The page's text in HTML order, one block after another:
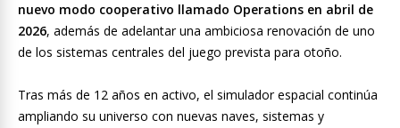
nuevo modo cooperativo llamado Operations en abril de
2026, además de adelantar una ambiciosa renovación de uno
de los sistemas centrales del juego prevista para otoño.
Tras más de 12 años en activo, el simulador espacial continúa
ampliando su universo con nuevas naves, sistemas y